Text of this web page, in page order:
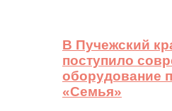
В Пучежский
поступило
оборудование
«Семья»